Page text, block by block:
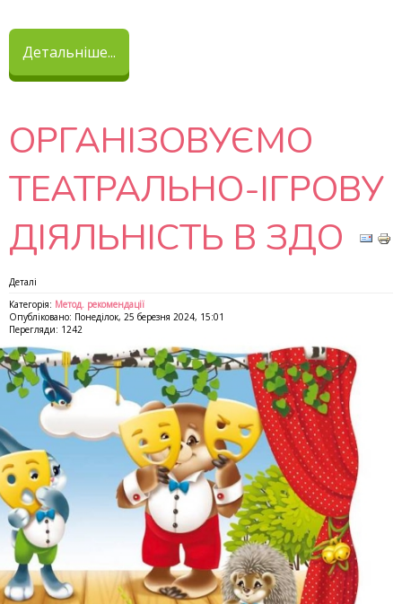
Детальніше...
ОРГАНІЗОВУЄМО
ТЕАТРАЛЬНО-ІГРОВУ
ДІЯЛЬНІСТЬ В ЗДО
Деталі
Категорія: Метод. рекомендації
Опубліковано: Понеділок, 25 березня 2024, 15:01
Перегляди: 1242